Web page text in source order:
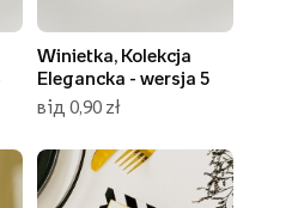
Winietka, Kolekcja
Elegancka - wersja 5
від 0,90 zł